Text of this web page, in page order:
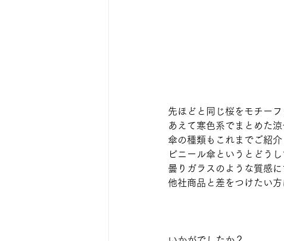
先ほどと同じ桜をモチー
あえて寒色系でまとめた
傘の種類もこれまでご紹
ビニール傘というとどう
曇りガラスのような質感
他社商品と差をつけたい